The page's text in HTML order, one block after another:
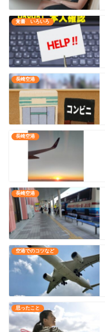
覚書 いろいろ
長崎空港
長崎空港
長崎空港
空港でのコツなど
思ったこと